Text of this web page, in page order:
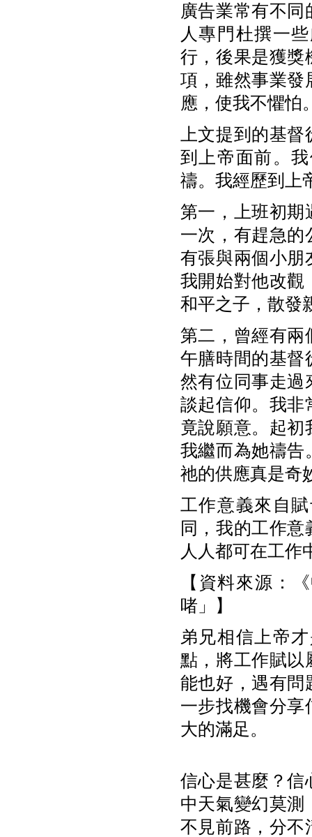
廣告業常有不
人專門杜撰一
行，後果是獲獎
項，雖然事業發
應，使我不懼
上文提到的基
到上帝面前。
禱。我經歷到上
第一，上班初期
一次，有趕急的
有張與兩個小朋
我開始對他改觀
和平之子，散發
第二，曾經有兩
午膳時間的基督
然有位同事走過
談起信仰。我非
竟說願意。起初
我繼而為她禱告
祂的供應真是
工作意義來自
同，我的工作
人人都可在工
【資料來源：
啫」】
弟兄相信上帝
點，將工作賦以
能也好，遇有問
一步找機會分享
大的滿足。
信心是甚麼？信
中天氣變幻莫測
不見前路，分不